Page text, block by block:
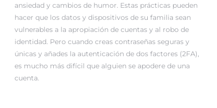
ansiedad y cambios de humor. Estas prácticas pueden
hacer que los datos y dispositivos de su familia sean
vulnerables a la apropiación de cuentas y al robo de
identidad. Pero cuando creas contraseñas seguras y
únicas y añades la autenticación de dos factores (2FA),
es mucho más difícil que alguien se apodere de una
cuenta.